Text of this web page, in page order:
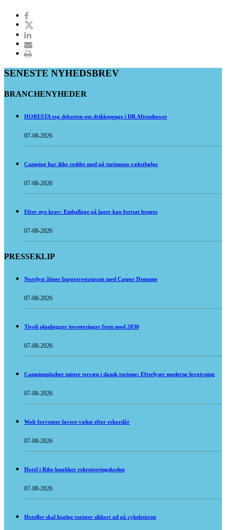
SENESTE NYHEDSBREV
BRANCHENYHEDER
HORESTA tog debatten om drikkepenge i DR Aftenshowet
07-08-2026
Camping har ikke reddet med på turismens vækstbølge
07-08-2026
Efter nye krav: Emballage på lager kan fortsat bruges
07-08-2026
PRESSEKLIP
Norrlyst åbner burgerrestaurant med Casper Drømme
07-08-2026
Tivoli planlægger investeringer frem mod 2030
07-08-2026
Campingpladser mister terræn i dansk turisme: Efterlyser moderne lovgivning
07-08-2026
Wolt forventer lavere vækst efter rekordår
07-08-2026
Hotel i Ribe knækker rekrutteringskoden
07-08-2026
Hoteller skal hjælpe turister sikkert ud på cykelstierne